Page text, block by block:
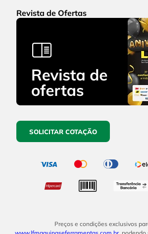
Revista de Ofertas
SOLICITAR COTAÇÃO
Preços e condições exclusivos